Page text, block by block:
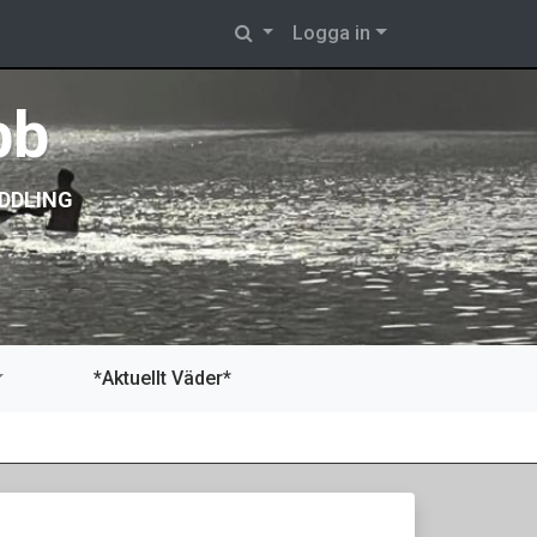
Logga in
*Aktuellt Väder*